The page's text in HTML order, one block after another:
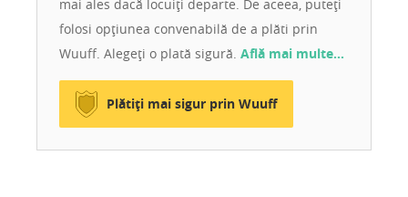
mai ales dacă locuiți departe. De aceea, puteți
folosi opțiunea convenabilă de a plăti prin
Wuuff. Alegeți o plată sigură. Află mai multe…
Plătiți mai sigur prin Wuuff